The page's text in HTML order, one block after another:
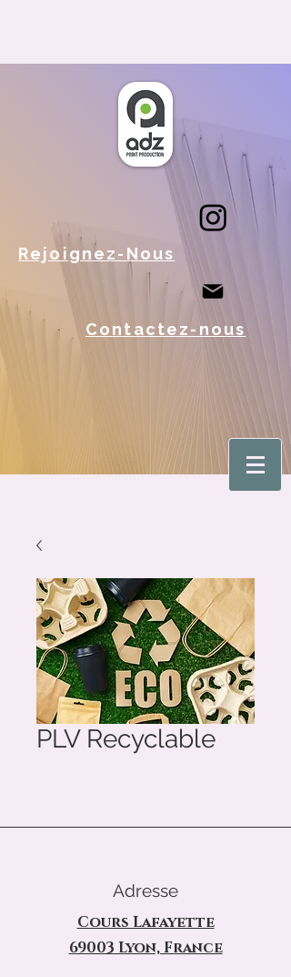
Rejoignez-Nous
Contactez-nous
PLV Recyclable
Adresse
Cours Lafayette
69003 Lyon, France